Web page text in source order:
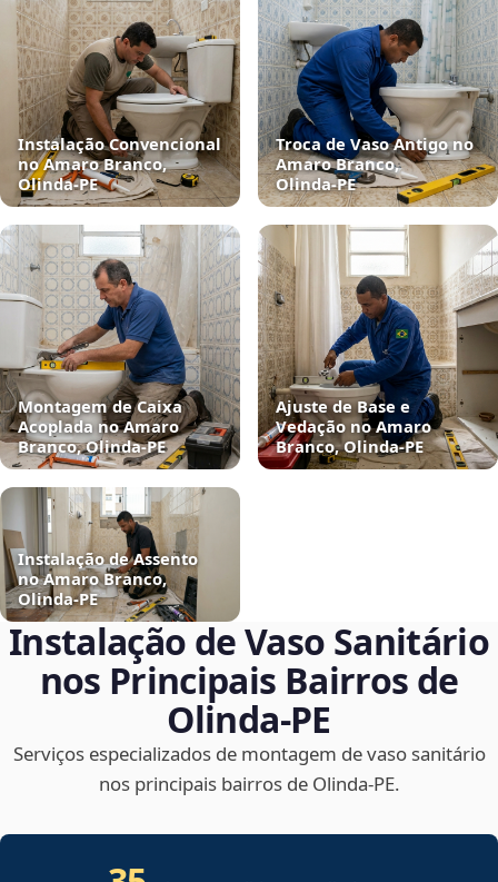
Instalação Convencional
no Amaro Branco,
Olinda‑PE
Troca de Vaso Antigo no
Amaro Branco,
Olinda‑PE
Montagem de Caixa
Acoplada no Amaro
Branco, Olinda‑PE
Ajuste de Base e
Vedação no Amaro
Branco, Olinda‑PE
Instalação de Assento
no Amaro Branco,
Olinda‑PE
Instalação de Vaso Sanitário
nos Principais Bairros de
Olinda‑PE
Serviços especializados de montagem de vaso sanitário
nos principais bairros de Olinda‑PE.